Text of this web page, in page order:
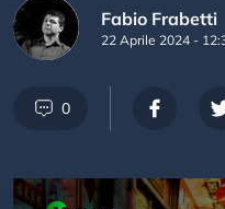
Fabio Frabetti
22 Aprile 2024 -
0